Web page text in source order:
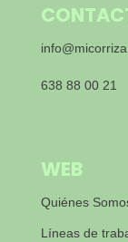
638 88 00 21
WEB
Quiénes
Líneas de